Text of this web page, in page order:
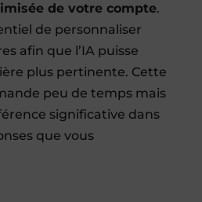
de votre compte.
de personnaliser
afin que l’IA puisse
plus pertinente. Cette
peu de temps mais
significative dans
que vous